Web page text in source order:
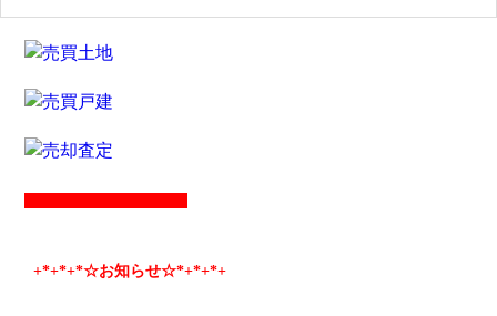
+*+*+*☆お知らせ☆*+*+*+